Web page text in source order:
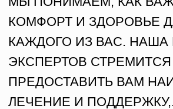
Госпитализация:
от 2 000 000 ₩
ваш путь к здоровью
ВСЕГО 3 ШАГА
ДО ЛЕЧЕНИЯ
Мы бережно сопровождаем вас
на каждом этапе — от первого
запроса до возвращения домой